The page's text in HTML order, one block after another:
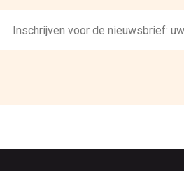
mailadres